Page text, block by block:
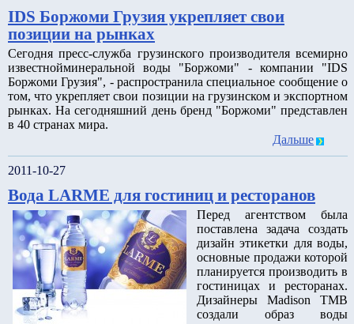
IDS Боржоми Грузия укрепляет свои
позиции на рынках
Сегодня пресс-служба грузинского производителя всемирно
известнойминеральной воды "Боржоми" - компании "IDS
Боржоми Грузия", - распространила специальное сообщение о
том, что укрепляет свои позиции на грузинском и экспортном
рынках. На сегодняшний день бренд "Боржоми" представлен
в 40 странах мира.
Дальше
2011-10-27
Вода LARME для гостиниц и ресторанов
Перед агентством была
поставлена задача создать
дизайн этикетки для воды,
основные продажи которой
планируется производить в
гостиницах и ресторанах.
Дизайнеры Madison TMB
создали образ воды